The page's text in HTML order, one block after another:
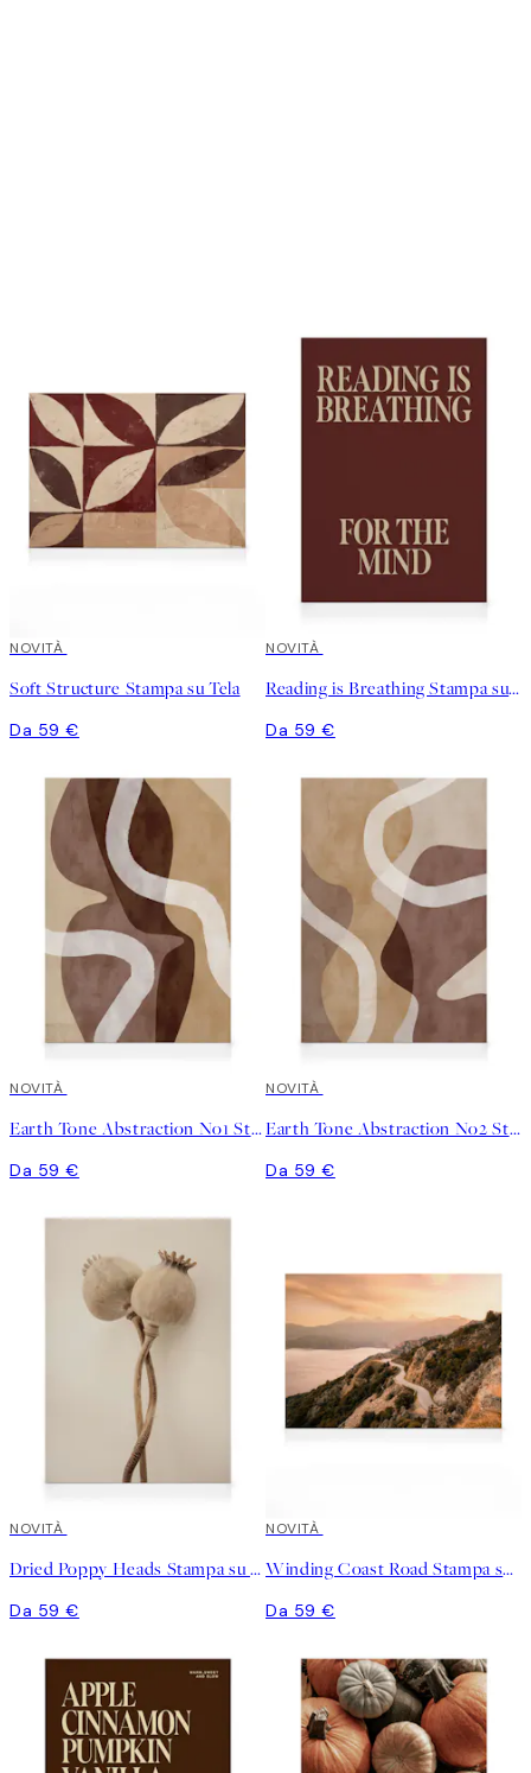
NOVITÀ
Soft Structure Stampa su Tela
Da 59 €
NOVITÀ
Reading is Breathing Stampa su Tela
Da 59 €
NOVITÀ
Earth Tone Abstraction No1 Stampa su Tela
Da 59 €
NOVITÀ
Earth Tone Abstraction No2 Stampa su Tela
Da 59 €
NOVITÀ
Dried Poppy Heads Stampa su Tela
Da 59 €
NOVITÀ
Winding Coast Road Stampa su Tela
Da 59 €